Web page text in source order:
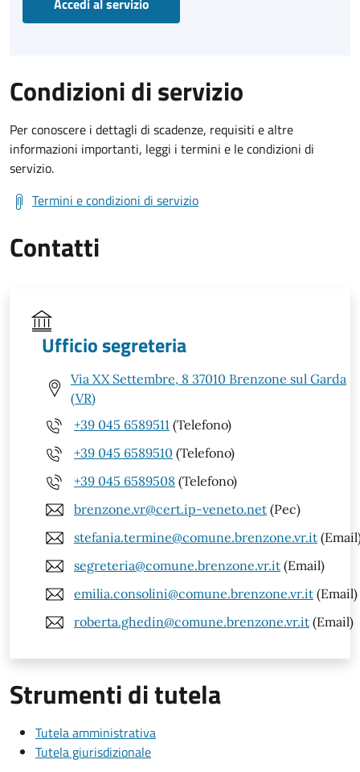
Condizioni di servizio
Per conoscere i dettagli di scadenze, requisiti e altre
informazioni importanti, leggi i termini e le condizioni di
servizio.
Termini e condizioni di servizio
Contatti
Ufficio segreteria
Via XX Settembre, 8 37010 Brenzone sul Garda
(VR)
+39 045 6589511 (Telefono)
+39 045 6589510 (Telefono)
+39 045 6589508 (Telefono)
brenzone.vr@cert.ip-veneto.net (Pec)
stefania.termine@comune.brenzone.vr.it
segreteria@comune.brenzone.vr.it (Email)
emilia.consolini@comune.brenzone.vr.it (Email)
roberta.ghedin@comune.brenzone.vr.it (Email)
Strumenti di tutela
Tutela amministrativa
Tutela giurisdizionale